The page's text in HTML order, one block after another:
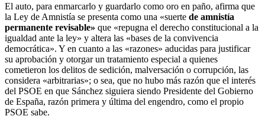
El auto, para enmarcarlo y guardarlo como oro en paño, afirma que
la Ley de Amnistía se presenta como una «suerte de amnistía
permanente revisable» que «repugna el derecho constitucional a la
igualdad ante la ley» y altera las «bases de la convivencia
democrática». Y en cuanto a las «razones» aducidas para justificar
su aprobación y otorgar un tratamiento especial a quienes
cometieron los delitos de sedición, malversación o corrupción, las
considera «arbitrarias»; o sea, que no hubo más razón que el interés
del PSOE en que Sánchez siguiera siendo Presidente del Gobierno
de España, razón primera y última del engendro, como el propio
PSOE sabe.